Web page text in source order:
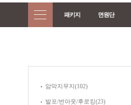
패키지 면원단
암막지무지(102)
발포/번아웃/후로킹(23)